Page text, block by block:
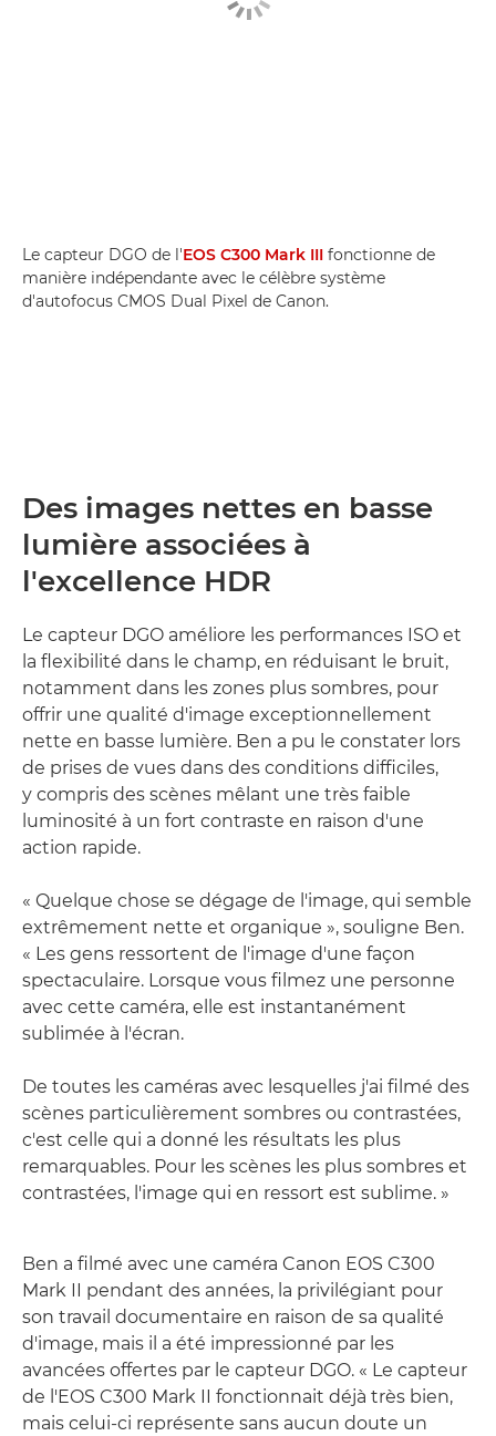
Le capteur DGO de l'EOS C300 Mark III fonctionne de
manière indépendante avec le célèbre système
d'autofocus CMOS Dual Pixel de Canon.
Des images nettes en basse
lumière associées à
l'excellence HDR
Le capteur DGO améliore les performances ISO et
la flexibilité dans le champ, en réduisant le bruit,
notamment dans les zones plus sombres, pour
offrir une qualité d'image exceptionnellement
nette en basse lumière. Ben a pu le constater lors
de prises de vues dans des conditions difficiles,
y compris des scènes mêlant une très faible
luminosité à un fort contraste en raison d'une
action rapide.
« Quelque chose se dégage de l'image, qui semble
extrêmement nette et organique », souligne Ben.
« Les gens ressortent de l'image d'une façon
spectaculaire. Lorsque vous filmez une personne
avec cette caméra, elle est instantanément
sublimée à l'écran.
De toutes les caméras avec lesquelles j'ai filmé des
scènes particulièrement sombres ou contrastées,
c'est celle qui a donné les résultats les plus
remarquables. Pour les scènes les plus sombres et
contrastées, l'image qui en ressort est sublime. »
Ben a filmé avec une caméra Canon EOS C300
Mark II pendant des années, la privilégiant pour
son travail documentaire en raison de sa qualité
d'image, mais il a été impressionné par les
avancées offertes par le capteur DGO. « Le capteur
de l'EOS C300 Mark II fonctionnait déjà très bien,
mais celui-ci représente sans aucun doute un